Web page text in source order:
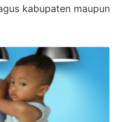
kabupaten maupun